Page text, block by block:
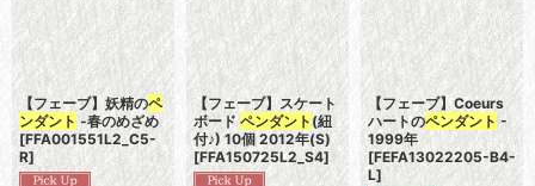
【フェーブ】妖精のペ
ンダント -春のめざめ
[FFA001551L2_C5-
R]
【フェーブ】スケート
ボードペンダント (紐
付♪) 10個 2012年(S)
[FFA150725L2_S4]
【フェーブ】Coeurs
ハートのペンダント -
1999年
[FEFA13022205-B4-
L]